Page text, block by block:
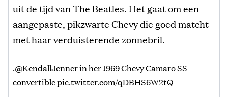
uit de tijd van The Beatles. Het gaat om een
aangepaste, pikzwarte Chevy die goed matcht
met haar verduisterende zonnebril.
.@KendallJennerin her 1969 Chevy Camaro SS
convertiblepic.twitter.com/qDBHS6W2tQ